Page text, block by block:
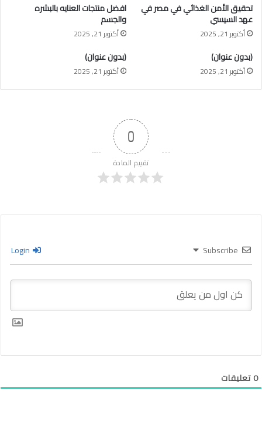
تحقيق الأمن الغذائي في مصر في
عهد السيسي
أكتوبر 21, 2025
افضل منتجات العنايه بالبشره
والجسم
أكتوبر 21, 2025
(بدون عنوان)
أكتوبر 21, 2025
(بدون عنوان)
أكتوبر 21, 2025
0
تقييم المادة
Subscribe
0تعليقات